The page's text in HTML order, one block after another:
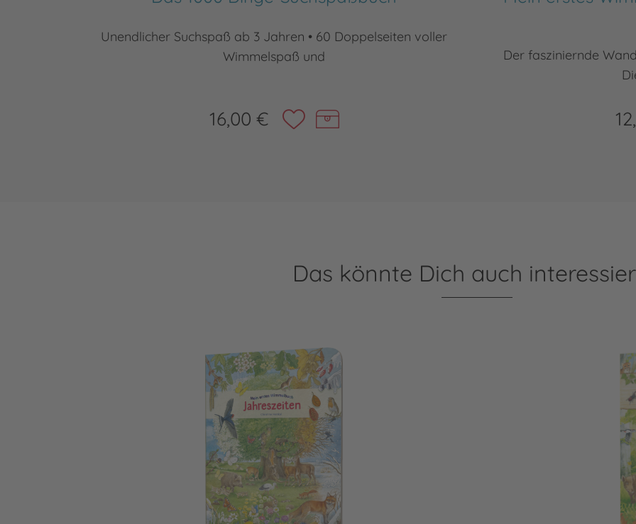
Unendlicher Suchspaß ab 3 Jahren • 60 Doppelseiten voller
Wimmelspaß und
16,00 €
Der fasziniernde
Das könnte Dich auch
Mein erstes Wimmelbuch: Jahreszeiten Riesen-Wimmelbuch: